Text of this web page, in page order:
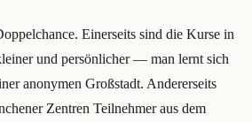
Einerseits sind die Kurse in
und persönlicher — man lernt sich
anonymen Großstadt. Andererseits
Zentren Teilnehmer aus dem